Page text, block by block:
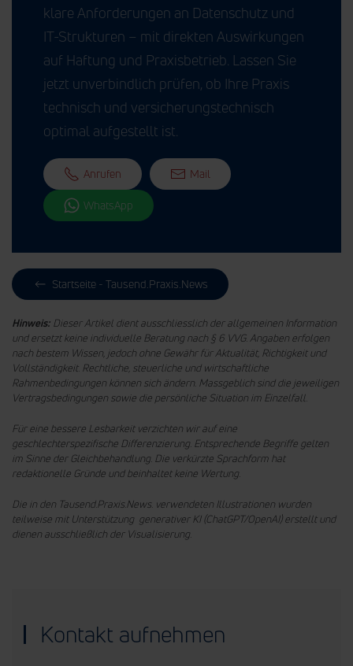
klare Anforderungen an Datenschutz und
IT-Strukturen – mit direkten Auswirkungen
auf Haftung und Praxisbetrieb. Lassen Sie
jetzt unverbindlich prüfen, ob Ihre Praxis
technisch und versicherungstechnisch
optimal aufgestellt ist.
Anrufen Mail
WhatsApp
Startseite - Tausend.Praxis.News
Hinweis: Dieser Artikel dient ausschliesslich der allgemeinen Information
und ersetzt keine individuelle Beratung nach § 6 VVG. Angaben erfolgen
nach bestem Wissen, jedoch ohne Gewähr für Aktualität, Richtigkeit und
Vollständigkeit. Rechtliche, steuerliche und wirtschaftliche
Rahmenbedingungen können sich ändern. Massgeblich sind die jeweiligen
Vertragsbedingungen sowie die persönliche Situation im Einzelfall.
Für eine bessere Lesbarkeit verzichten wir auf eine
geschlechterspezifische Differenzierung. Entsprechende Begriffe gelten
im Sinne der Gleichbehandlung. Die verkürzte Sprachform hat
redaktionelle Gründe und beinhaltet keine Wertung.
Die in den Tausend.Praxis.News. verwendeten Illustrationen wurden
teilweise mit Unterstützung generativer KI (ChatGPT/OpenAI) erstellt und
dienen ausschließlich der Visualisierung.
Kontakt aufnehmen